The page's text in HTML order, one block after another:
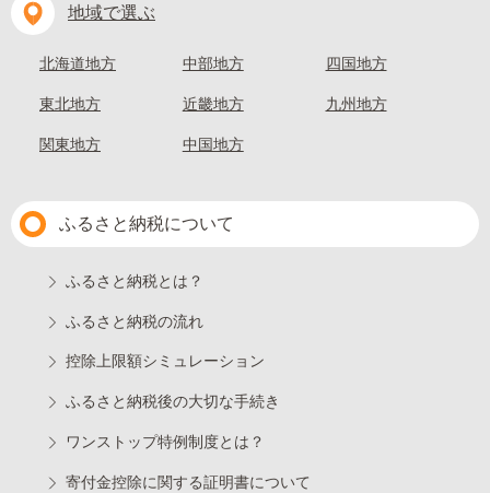
地域で選ぶ
北海道地方
東北地方
関東地方
中部地方
近畿地方
中国地方
四国地方
九州地方
ふるさと納税について
ふるさと納税とは？
ふるさと納税の流れ
控除上限額シミュレーション
ふるさと納税後の大切な手続き
ワンストップ特例制度とは？
寄付金控除に関する証明書について